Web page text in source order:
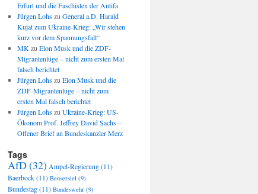
Erfurt und die Faschisten der Antifa
Jürgen Lohszu General a.D. Harald
Kujat zum Ukraine-Krieg: „Wir stehen
kurz vor dem Spannungsfall“
MK zu Elon Musk und die ZDF-
Migrantenlüge – nicht zum ersten Mal
falsch berichtet
Jürgen Lohszu Elon Musk und die
ZDF-Migrantenlüge – nicht zum
ersten Mal falsch berichtet
Jürgen Lohszu Ukraine-Krieg: US-
Ökonom Prof. Jeffrey David Sachs –
Offener Brief an Bundeskanzler Merz
Tags
AfD(32) Ampel-Regierung (11)
Baerbock (11) Bensersiel (9)
Bundestag (11) Bundeswehr (9)